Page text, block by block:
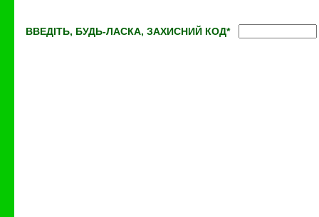
ВВЕДІТЬ, БУДЬ-ЛАСКА, ЗАХИСНИЙ КОД*